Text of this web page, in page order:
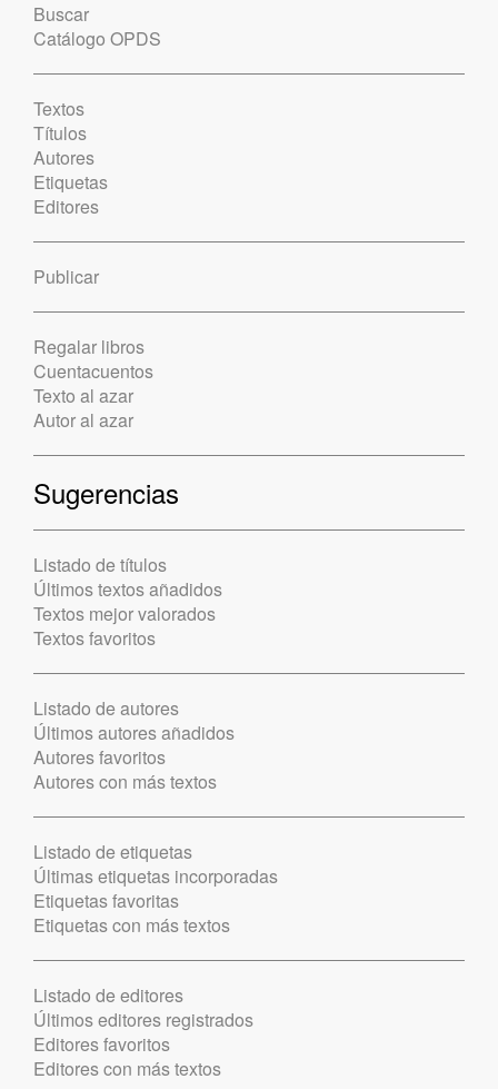
Buscar
Catálogo OPDS
Textos
Títulos
Autores
Etiquetas
Editores
Publicar
Regalar libros
Cuentacuentos
Texto al azar
Autor al azar
Sugerencias
Listado de títulos
Últimos textos añadidos
Textos mejor valorados
Textos favoritos
Listado de autores
Últimos autores añadidos
Autores favoritos
Autores con más textos
Listado de etiquetas
Últimas etiquetas incorporadas
Etiquetas favoritas
Etiquetas con más textos
Listado de editores
Últimos editores registrados
Editores favoritos
Editores con más textos